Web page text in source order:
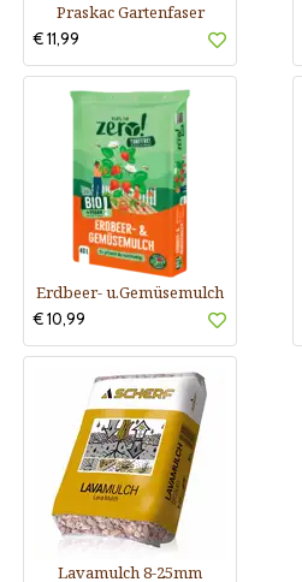
Praskac Gartenfaser
€ 11,99
Erdbeer- u.Gemüsemulch
€ 10,99
Lavamulch 8-25mm